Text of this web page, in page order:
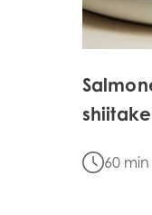
shiitake
60 min